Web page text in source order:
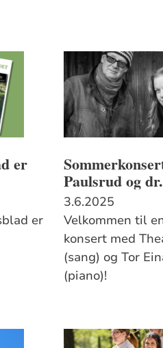
er
er
Paulsrud og
3.6.2025
Velkommen til
konsert med
(sang) og Tor
(piano)!